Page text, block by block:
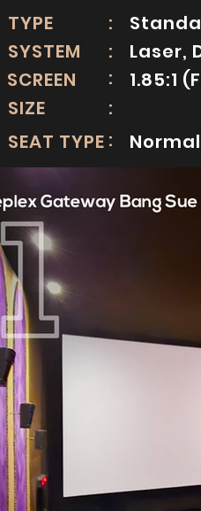
TYPE
SYSTEM
SCREEN
SEAT TYPE
:
:
:
:
SIZE :
Laser,
1.85:1